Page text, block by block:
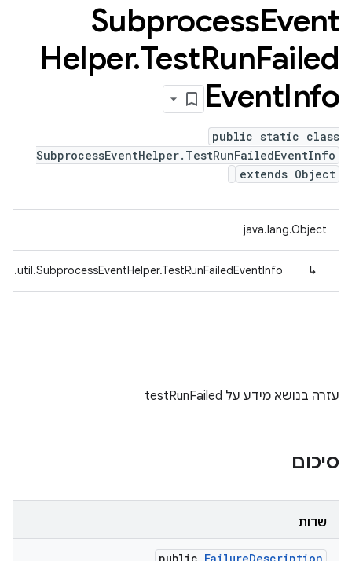
SubprocessEvent
Helper.TestRunFailed
EventInfo
public static class
SubprocessEventHelper.TestRunFailedEventInfo
extends Object
java.lang.Object
↳
עזרה בנושא מידע על testRunFailed
סיכום
שדות